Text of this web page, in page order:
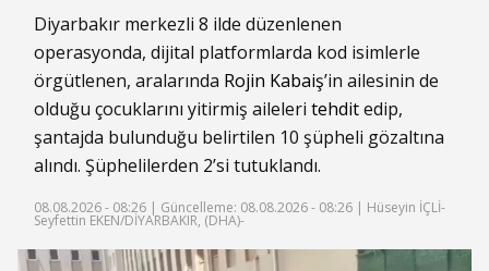
Diyarbakır merkezli 8 ilde düzenlenen
operasyonda, dijital platformlarda kod isimlerle
örgütlenen, aralarında Rojin Kabaiş’in ailesinin de
olduğu çocuklarını yitirmiş aileleri tehditedip,
şantajda bulunduğu belirtilen 10 şüpheli gözaltına
alındı. Şüphelilerden 2’si tutuklandı.
08.08.2026 - 08:26 | Güncelleme: 08.08.2026 - 08:26 | Hüseyin İÇLİ-
Seyfettin EKEN/DİYARBAKIR, (DHA)-